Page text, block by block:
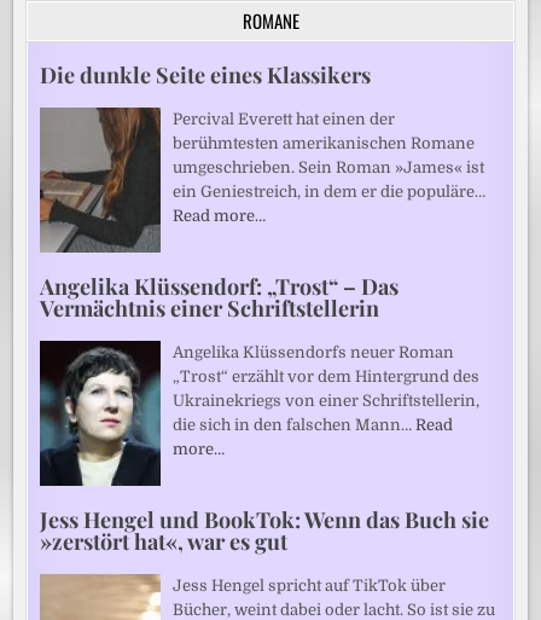
ROMANE
Die dunkle Seite eines Klassikers
Percival Everett hat einen der
berühmtesten amerikanischen Romane
umgeschrieben. Sein Roman »James« ist
ein Geniestreich, in dem er die populäre…
Read more…
Angelika Klüssendorf: „Trost“ – Das
Vermächtnis einer Schriftstellerin
Angelika Klüssendorfs neuer Roman
„Trost“ erzählt vor dem Hintergrund des
Ukrainekriegs von einer Schriftstellerin,
die sich in den falschen Mann…Read
more…
Jess Hengel und BookTok: Wenn das Buch sie
»zerstört hat«, war es gut
Jess Hengel spricht auf TikTok über
Bücher, weint dabei oder lacht. So ist sie zu